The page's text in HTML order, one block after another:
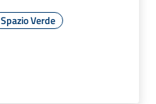
Spazio Verde